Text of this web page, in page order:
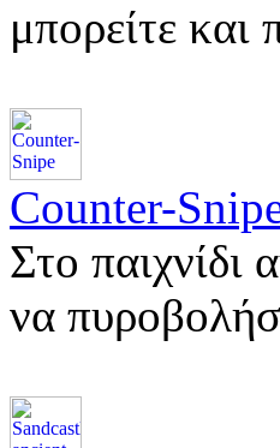
μπορείτε
Counter-
Στο παιχνίδι
να